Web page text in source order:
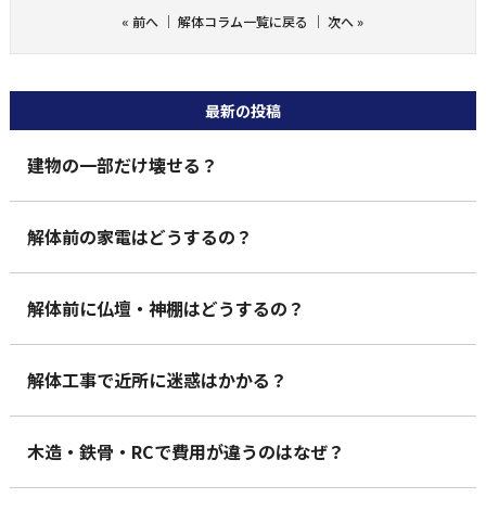
« 前へ ｜解体コラム一覧に戻る ｜次へ»
最新の投稿
建物の一部だけ壊せる？
解体前の家電はどうするの？
解体前に仏壇・神棚はどうするの？
解体工事で近所に迷惑はかかる？
木造・鉄骨・RCで費用が違うのはなぜ？